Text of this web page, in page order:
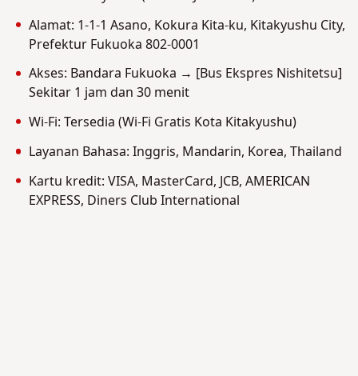
Alamat: 1-1-1 Asano, Kokura Kita-ku, Kitakyushu City,
Prefektur Fukuoka 802-0001
Akses: Bandara Fukuoka → [Bus Ekspres Nishitetsu]
Sekitar 1 jam dan 30 menit
Wi-Fi: Tersedia (Wi-Fi Gratis Kota Kitakyushu)
Layanan Bahasa: Inggris, Mandarin, Korea, Thailand
Kartu kredit: VISA, MasterCard, JCB, AMERICAN
EXPRESS, Diners Club International